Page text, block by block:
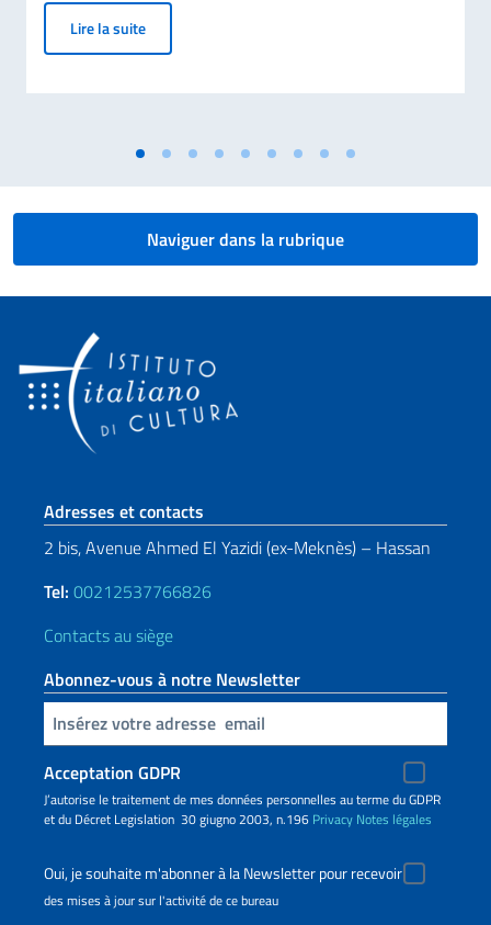
Lire la suiteMatera Capitale méditerranéenne de la culture et
Naviguer dans la rubrique
Section de pied de page
Adresses et contacts
2 bis, Avenue Ahmed El Yazidi (ex-Meknès) – Hassan
Tel: 00212537766826
Contacts au siège
Abonnez-vous à notre Newsletter
Insert your email
Acceptation GDPR
J’autorise le traitement de mes données personnelles au terme du GDPR
et du Décret Legislation 30 giugno 2003, n.196 Privacy Notes légales
Oui, je souhaite m'abonner à la Newsletter pour recevoir
des mises à jour sur l'activité de ce bureau